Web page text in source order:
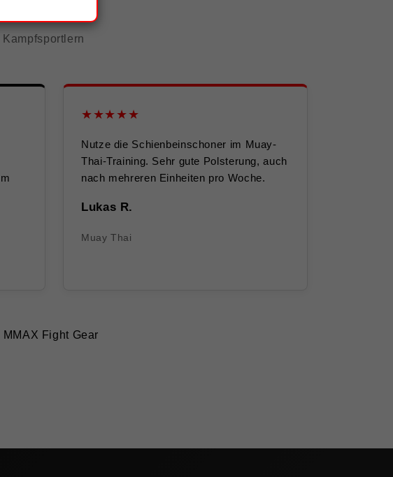
★★★★★
Nutze die Schienbeinschoner im Muay-
Thai-Training. Sehr gute Polsterung, auch
nach mehreren Einheiten pro Woche.
Lukas R.
Muay Thai
Fight Gear